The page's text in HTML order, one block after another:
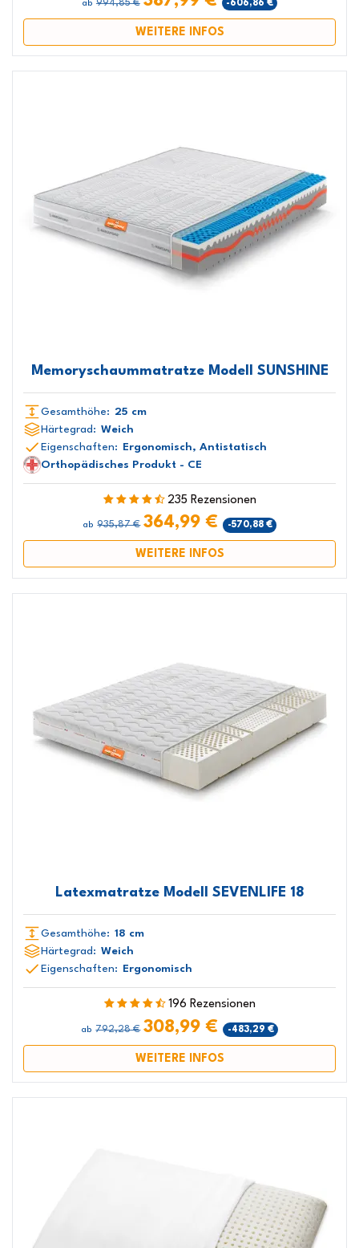
ab 994,85 € -606,86 €
WEITERE INFOS
Memoryschaummatratze Modell SUNSHINE
Gesamthöhe: 25 cm
Härtegrad: Weich
Eigenschaften: Ergonomisch, Antistatisch
Orthopädisches Produkt - CE
235 Rezensionen
ab 935,87 € 364,99 € -570,88 €
WEITERE INFOS
Latexmatratze Modell SEVENLIFE 18
Gesamthöhe: 18 cm
Härtegrad: Weich
Eigenschaften:
Ergonomisch
196 Rezensionen
ab 792,28 € 308,99 € -483,29 €
WEITERE INFOS